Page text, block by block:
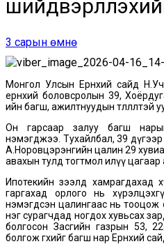
3 сарын өмнө
Монгол Улсын Ерөнхий сайд
ерөнхий боловсролын 39,
ийн багш, ажилтнуудын төлөөлөлтэй
Он гарсаар залуу багш
нэмэгджээ. Тухайлбал, 39
А.Норовцэрэнгийн цалин 29
авахын тулд тогтмол илүү
Ипотекийн зээлд хамрагдахад
гаргахад орлого нь
нэмэгдсэн цалингаас нь тооцож
нэг сурагчдад ногдох хувьсах
болгосон Засгийн газрын 53,
болгож өгөхийг багш нар Ерөнхий